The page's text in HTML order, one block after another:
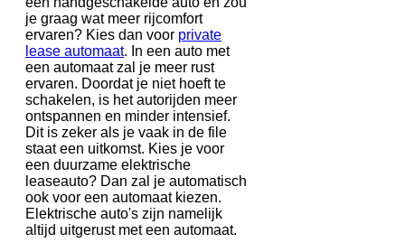
je graag wat meer rijcomfort
ervaren? Kies dan voor private
lease automaat. In een auto met
een automaat zal je meer rust
ervaren. Doordat je niet hoeft te
schakelen, is het autorijden meer
ontspannen en minder intensief.
Dit is zeker als je vaak in de file
staat een uitkomst. Kies je voor
een duurzame elektrische
leaseauto? Dan zal je automatisch
ook voor een automaat kiezen.
Elektrische auto's zijn namelijk
altijd uitgerust met een automaat.